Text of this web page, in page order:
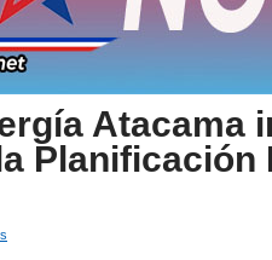
Atacama
Planificación